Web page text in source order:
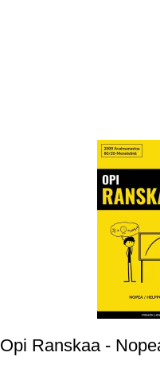
Opi Ranskaa -